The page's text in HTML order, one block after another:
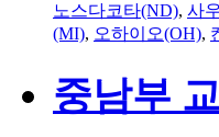
노스다코타(ND), 사
(MI), 오하이오(OH),
중남부